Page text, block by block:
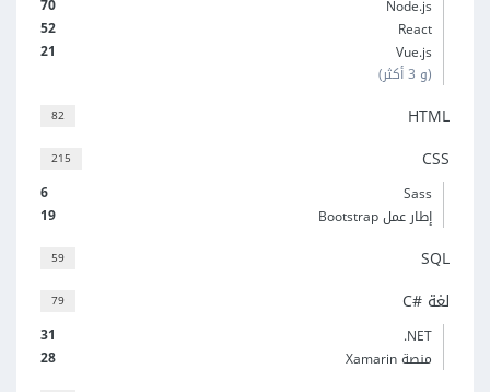
70
Node.js
52
React
21
Vue.js
(و 3 أكثر)
82 HTML
215 CSS
6
Sass
19
إطار عمل Bootstrap
59 SQL
79 لغة C#‎
31
‎.NET
28
منصة Xamarin